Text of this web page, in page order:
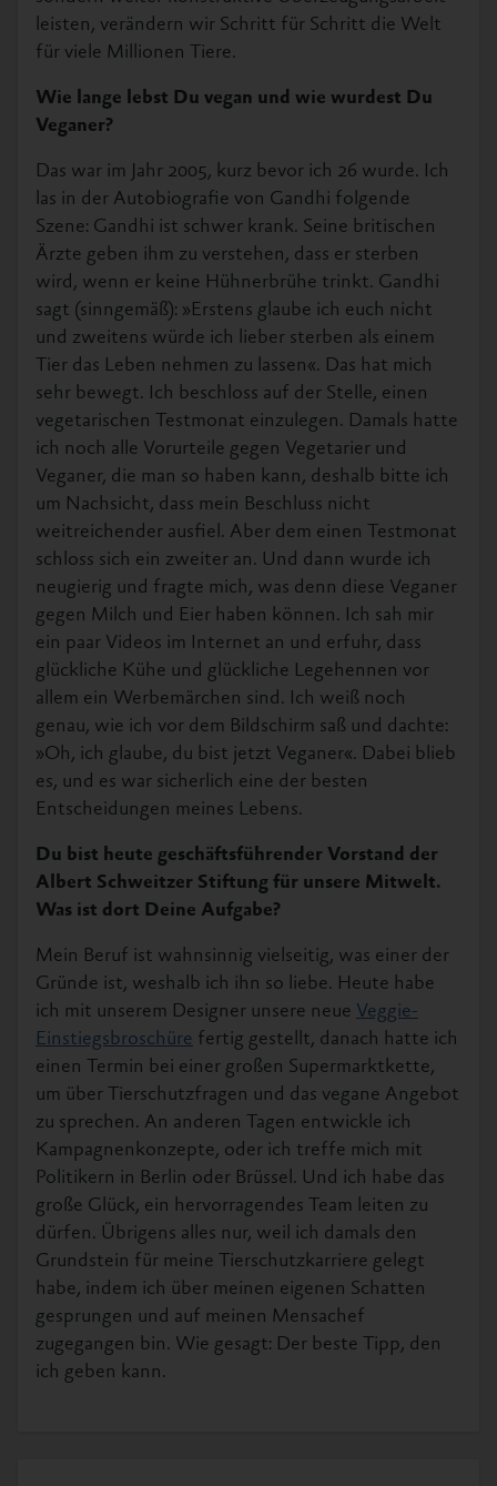
leisten, verändern wir Schritt für Schritt die Welt
für viele Millionen Tiere.
Wie lange lebst Du vegan und wie wurdest Du
Veganer?
Das war im Jahr 2005, kurz bevor ich 26 wurde. Ich
las in der Autobiografie von Gandhi folgende
Szene: Gandhi ist schwer krank. Seine britischen
Ärzte geben ihm zu verstehen, dass er sterben
wird, wenn er keine Hühnerbrühe trinkt. Gandhi
sagt (sinngemäß): »Erstens glaube ich euch nicht
und zweitens würde ich lieber sterben als einem
Tier das Leben nehmen zu lassen«. Das hat mich
sehr bewegt. Ich beschloss auf der Stelle, einen
vegetarischen Testmonat einzulegen. Damals hatte
ich noch alle Vorurteile gegen Vegetarier und
Veganer, die man so haben kann, deshalb bitte ich
um Nachsicht, dass mein Beschluss nicht
weitreichender ausfiel. Aber dem einen Testmonat
schloss sich ein zweiter an. Und dann wurde ich
neugierig und fragte mich, was denn diese Veganer
gegen Milch und Eier haben können. Ich sah mir
ein paar Videos im Internet an und erfuhr, dass
glückliche Kühe und glückliche Legehennen vor
allem ein Werbemärchen sind. Ich weiß noch
genau, wie ich vor dem Bildschirm saß und dachte:
»Oh, ich glaube, du bist jetzt Veganer«. Dabei blieb
es, und es war sicherlich eine der besten
Entscheidungen meines Lebens.
Du bist heute geschäftsführender Vorstand der
Albert Schweitzer Stiftung für unsere Mitwelt.
Was ist dort Deine Aufgabe?
Mein Beruf ist wahnsinnig vielseitig, was einer der
Gründe ist, weshalb ich ihn so liebe. Heute habe
ich mit unserem Designer unsere neue Veggie-
Einstiegsbroschüre fertig gestellt, danach hatte ich
einen Termin bei einer großen Supermarktkette,
um über Tierschutzfragen und das vegane Angebot
zu sprechen. An anderen Tagen entwickle ich
Kampagnenkonzepte, oder ich treffe mich mit
Politikern in Berlin oder Brüssel. Und ich habe das
große Glück, ein hervorragendes Team leiten zu
dürfen. Übrigens alles nur, weil ich damals den
Grundstein für meine Tierschutzkarriere gelegt
habe, indem ich über meinen eigenen Schatten
gesprungen und auf meinen Mensachef
zugegangen bin. Wie gesagt: Der beste Tipp, den
ich geben kann.